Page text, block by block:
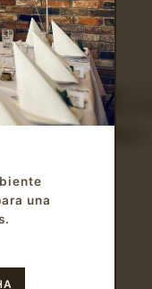
una